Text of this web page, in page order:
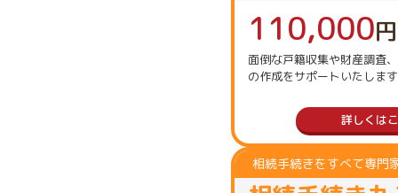
110,000
面倒な戸籍収集や財産調査
の作成をサポートいたしま
詳しくは
相続手続きをすべて専門